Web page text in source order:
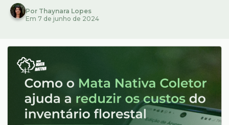
Por Thaynara Lopes
Em 7 de junho de 2024